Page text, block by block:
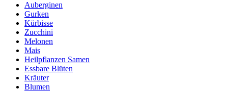
Auberginen
Gurken
Kürbisse
Zucchini
Melonen
Mais
Heilpflanzen Samen
Essbare Blüten
Kräuter
Blumen